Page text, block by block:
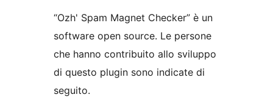
“Ozh' Spam Magnet Checker” è un
software open source. Le persone
che hanno contribuito allo sviluppo
di questo plugin sono indicate di
seguito.